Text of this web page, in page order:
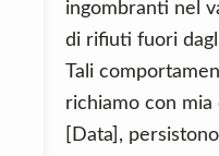
ingombranti nel
di rifiuti fuori
Tali
richiamo con mia
[Data],